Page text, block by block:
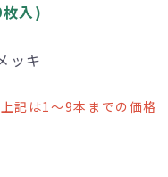
入)
ッキ
記は1～9本までの価格